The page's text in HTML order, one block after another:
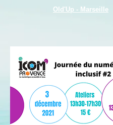
Old'Up - Marseille